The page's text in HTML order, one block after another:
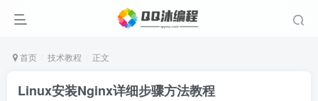
首页 技术教程 正文
Linux安装Nginx详细步骤方法教程